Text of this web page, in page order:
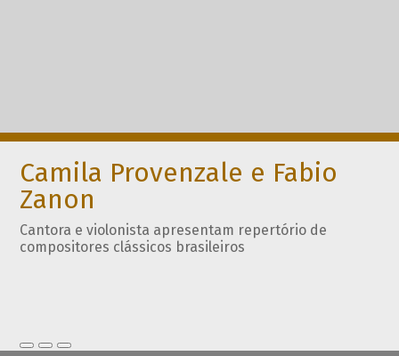
Camila Provenzale e Fabio
Zanon
Cantora e violonista apresentam repertório de
compositores clássicos brasileiros